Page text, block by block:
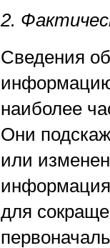
2.
Сведения
наиболее
Они
или
для